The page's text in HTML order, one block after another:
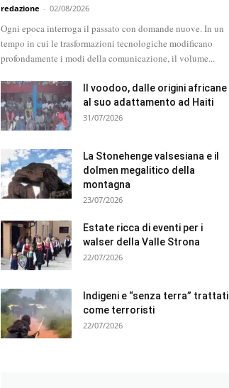
redazione - 02/08/2026
Ogni epoca interroga il passato con domande nuove. In un
tempo in cui le trasformazioni tecnologiche modificano
profondamente i modi della comunicazione, il volume...
Il voodoo, dalle origini africane
al suo adattamento ad Haiti
31/07/2026
La Stonehenge valsesiana e il
dolmen megalitico della
montagna
23/07/2026
Estate ricca di eventi per i
walser della Valle Strona
22/07/2026
Indigeni e “senza terra” trattati
come terroristi
22/07/2026